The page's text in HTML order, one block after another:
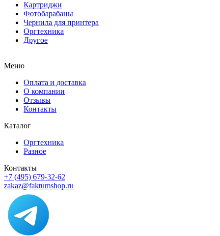
Картриджи
Фотобарабаны
Чернила для принтера
Оргтехника
Другое
Меню
Оплата и доставка
О компании
Отзывы
Контакты
Каталог
Оргтехника
Разное
Контакты
+7 (495) 679-32-62
zakaz@faktumshop.ru